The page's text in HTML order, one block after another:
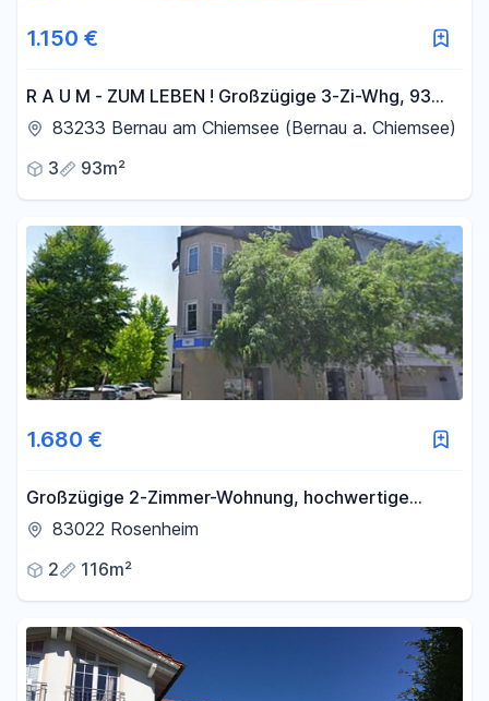
1.150 €
R A U M - ZUM LEBEN ! Großzügige 3-Zi-Whg, 93
m², Chiemsee, Alpen
83233 Bernau am Chiemsee (Bernau a. Chiemsee)
3
93m²
1.680 €
Großzügige 2-Zimmer-Wohnung, hochwertige
Einbauküche, Innenstadt, Südbalkon
83022 Rosenheim
2
116m²